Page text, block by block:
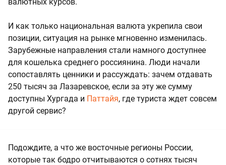
И как только национальная валюта укрепила свои
позиции, ситуация на рынке мгновенно изменилась.
Зарубежные направления стали намного доступнее
для кошелька среднего россиянина. Люди начали
сопоставлять ценники и рассуждать: зачем отдавать
250 тысяч за Лазаревское, если за эту же сумму
доступны Хургада и Паттайя, где туриста ждет совсем
другой сервис?
Подождите, а что же восточные регионы России,
которые так бодро отчитываются о сотнях тысяч